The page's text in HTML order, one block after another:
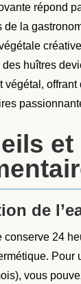
répond
la
des huîtres
végétal,
et
de
conserve 24
Pour
vous